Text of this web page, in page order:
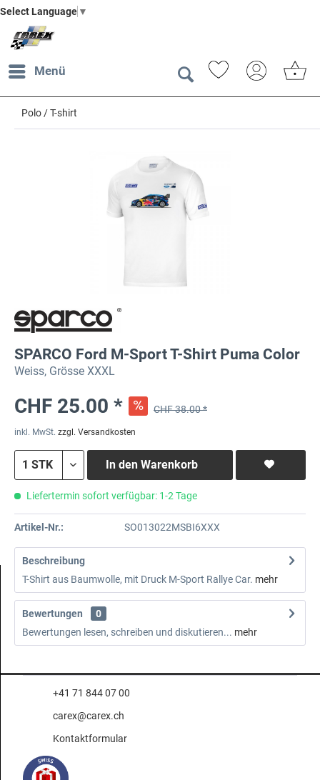
Select Language ▼
Menü
Polo / T-shirt
SPARCO Ford M-Sport T-Shirt Puma Color
Weiss, Grösse XXXL
CHF 25.00 * CHF 38.00 *
inkl. MwSt. zzgl. Versandkosten
In den Warenkorb
Liefertermin sofort verfügbar: 1-2 Tage
Artikel-Nr.: SO013022MSBI6XXX
Beschreibung
T-Shirt aus Baumwolle, mit Druck M-Sport Rallye Car. mehr
Bewertungen
0
Bewertungen lesen, schreiben und diskutieren... mehr
+41 71 844 07 00
carex@carex.ch
Kontaktformular